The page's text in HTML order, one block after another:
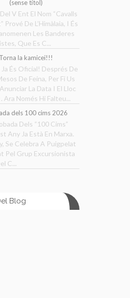
(sense títol)
V Ent El Nom “Cavalls
Prové De L’Himàlaia, I És
Les Banderes
Que Es C...
Torna la kamicei!!!
És Oficial! Després De
De Feina, Per Fi Us
La Data I El Lloc
Ara Només Hi Falteu...
dels 100 cims 2026
Dels “100 Cims”
Any Ja Està En Marxa.
Se Celebra A Puigpelat
Pel Grup Excursionista
C...
Blog